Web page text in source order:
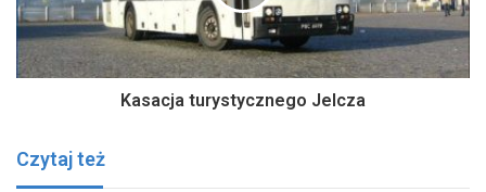
Kasacja turystycznego Jelcza
Czytaj też